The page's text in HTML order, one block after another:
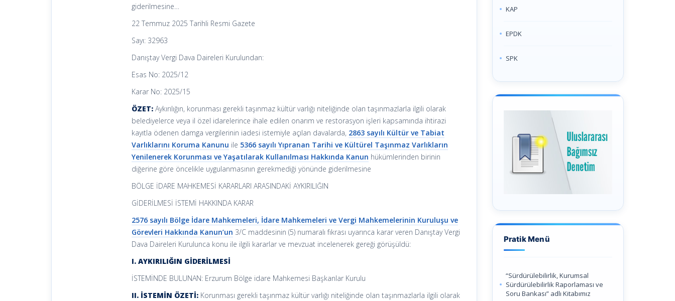
giderilmesine…
22 Temmuz 2025 Tarihli Resmi Gazete
Sayı: 32963
Danıştay Vergi Dava Daireleri Kurulundan:
Esas No: 2025/12
Karar No: 2025/15
ÖZET: Aykırılığın, korunması gerekli taşınmaz kültür varlığı niteliğinde olan taşınmazlarla ilgili olarak
belediyelerce veya il özel idarelerince ihale edilen onarım ve restorasyon işleri kapsamında ihtirazi
kayıtla ödenen damga vergilerinin iadesi istemiyle açılan davalarda, 2863 sayılı Kültür ve Tabiat
Varlıklarını Koruma Kanunu ile 5366 sayılı Yıpranan Tarihi ve Kültürel Taşınmaz Varlıkların
Yenilenerek Korunması ve Yaşatılarak Kullanılması Hakkında Kanun hükümlerinden birinin
diğerine göre öncelikle uygulanmasının gerekmediği yönünde giderilmesine
BÖLGE İDARE MAHKEMESİ KARARLARI ARASINDAKİ AYKIRILIĞIN
GİDERİLMESİ İSTEMİ HAKKINDA KARAR
2576 sayılı Bölge İdare Mahkemeleri, İdare Mahkemeleri ve Vergi Mahkemelerinin Kuruluşu ve
Görevleri Hakkında Kanun’un 3/C maddesinin (5) numaralı fıkrası uyarınca karar veren Danıştay Vergi
Dava Daireleri Kurulunca konu ile ilgili kararlar ve mevzuat incelenerek gereği görüşüldü:
I. AYKIRILIĞIN GİDERİLMESİ
İSTEMİNDE BULUNAN: Erzurum Bölge idare Mahkemesi Başkanlar Kurulu
II. İSTEMİN ÖZETİ: Korunması gerekli taşınmaz kültür varlığı niteliğinde olan taşınmazlarla ilgili olarak
KAP
EPDK
SPK
Pratik Menü
“Sürdürülebilirlik, Kurumsal
Sürdürülebilirlik Raporlaması ve
Soru Bankası” adlı Kitabımız